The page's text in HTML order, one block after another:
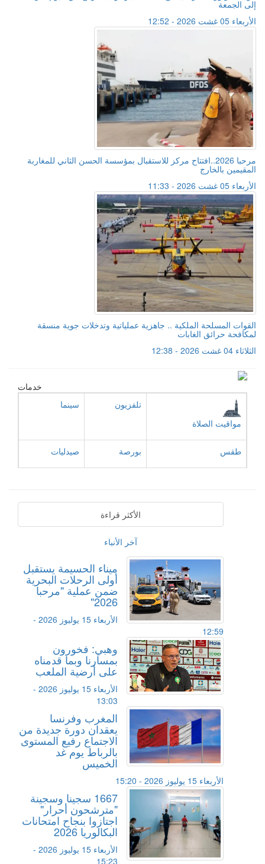
إلى الجمعة
الأربعاء 05 غشت 2026 - 12:52
مرحبا 2026..افتتاح مركز للاستقبال بمؤسسة الحسن الثاني للمغاربة
المقيمين بالخارج
الأربعاء 05 غشت 2026 - 11:33
القوات المسلحة الملكية .. جاهزية عملياتية وتدخلات جوية منسقة
لمكافحة حرائق الغابات
الثلاثاء 04 غشت 2026 - 12:38
خدمات
مواقيت الصلاة
تلفزيون سينما
طقس بورصة صيدليات
الأكثر قراءة
آخر الأنباء
ميناء الحسيمة يستقبل
أولى الرحلات البحرية
ضمن عملية "مرحبا
2026"
الأربعاء 15 يوليوز 2026 -
12:59
وهبي: فخورون
بمسارنا وبما قدمناه
على أرضية الملعب
الأربعاء 15 يوليوز 2026 -
13:03
المغرب وفرنسا
يعقدان دورة جديدة من
الاجتماع رفيع المستوى
بالرباط يوم غد
الخميس
الأربعاء 15 يوليوز 2026 - 15:20
1667 سجينا وسجينة
"مترشحون أحرار"
اجتازوا بنجاح امتحانات
البكالوريا 2026
الأربعاء 15 يوليوز 2026 -
15:23